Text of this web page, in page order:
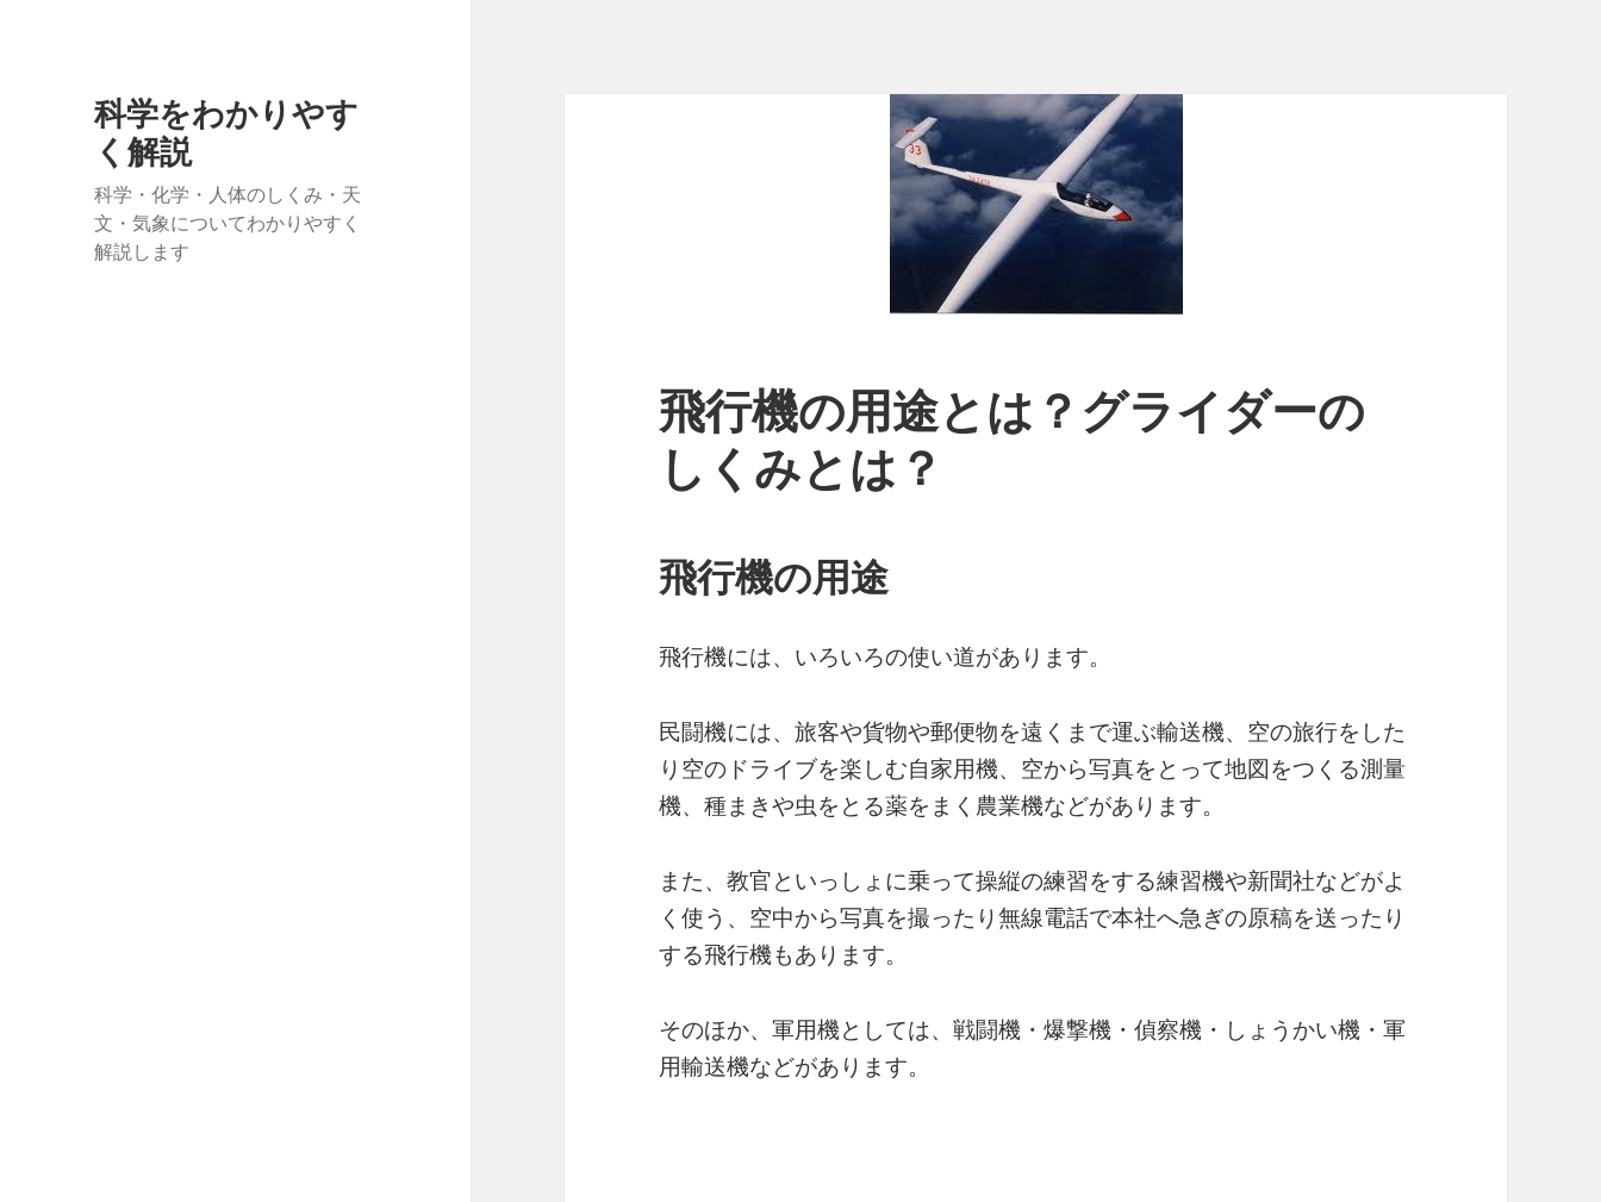
科学をわかりやす
く解説
科学・化学・人体のしくみ・天
文・気象についてわかりやすく
解説します
飛行機の用途とは？グライダーの
しくみとは？
飛行機の用途
飛行機には、いろいろの使い道があります。
民闘機には、旅客や貨物や郵便物を遠くまで運ぶ輸送機、空の旅行をした
り空のドライブを楽しむ自家用機、空から写真をとって地図をつくる測量
機、種まきや虫をとる薬をまく農業機などがあります。
また、教官といっしょに乗って操縦の練習をする練習機や新聞社などがよ
く使う、空中から写真を撮ったり無線電話で本社へ急ぎの原稿を送ったり
する飛行機もあります。
そのほか、軍用機としては、戦闘機・爆撃機・偵察機・しょうかい機・軍
用輸送機などがあります。